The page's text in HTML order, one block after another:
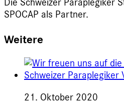
Die Schweizer Paraplegiker
SPOCAP als Partner.
Weitere
21. Oktober 2020